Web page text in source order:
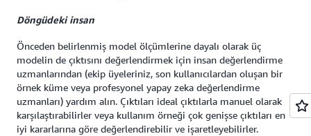
Döngüdeki insan
Önceden belirlenmiş model ölçümlerine dayalı olarak üç
modelin de çıktısını değerlendirmek için insan değerlendirme
uzmanlarından (ekip üyeleriniz, son kullanıcılardan oluşan bir
örnek küme veya profesyonel yapay zeka değerlendirme
uzmanları) yardım alın. Çıktıları ideal çıktılarla manuel olarak
karşılaştırabilirler veya kullanım örneği çok genişse çıktıları en
iyi kararlarına göre değerlendirebilir ve işaretleyebilirler.